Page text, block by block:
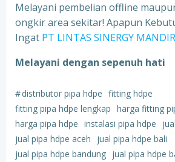
Melayani pembelian offline
ongkir area sekitar! Apapun
Ingat PT LINTAS SINERGY
Melayani dengan sepenuh hati
#distributor pipa hdpe fitting hdpe
fitting pipa hdpe lengkap harga fitting
harga pipa hdpe instalasi pipa hdpe
jual pipa hdpe aceh
jual pipa hdpe bali
jual pipa hdpe bandung jual pipa hdpe